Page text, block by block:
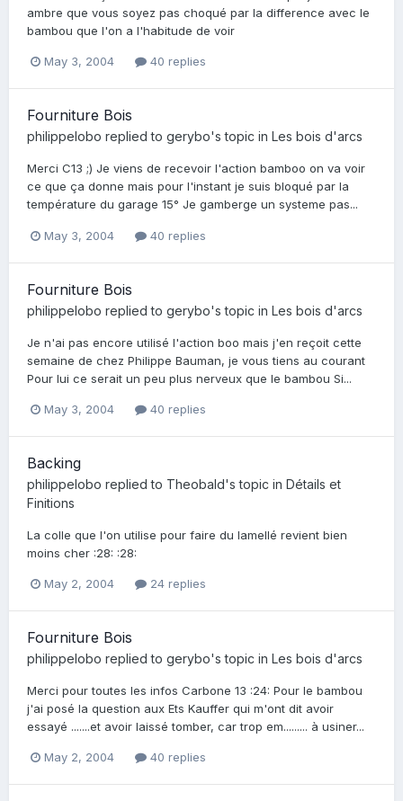
ambre que vous soyez pas choqué par la difference avec le
bambou que l'on a l'habitude de voir
May 3, 2004 40 replies
Fourniture Bois
philippelobo replied to gerybo's topic in Les bois d'arcs
Merci C13 ;) Je viens de recevoir l'action bamboo on va voir
ce que ça donne mais pour l'instant je suis bloqué par la
température du garage 15° Je gamberge un systeme pas...
May 3, 2004 40 replies
Fourniture Bois
philippelobo replied to gerybo's topic in Les bois d'arcs
Je n'ai pas encore utilisé l'action boo mais j'en reçoit cette
semaine de chez Philippe Bauman, je vous tiens au courant
Pour lui ce serait un peu plus nerveux que le bambou Si...
May 3, 2004 40 replies
Backing
philippelobo replied to Theobald's topic in Détails et
Finitions
La colle que l'on utilise pour faire du lamellé revient bien
moins cher :28: :28:
May 2, 2004 24 replies
Fourniture Bois
philippelobo replied to gerybo's topic in Les bois d'arcs
Merci pour toutes les infos Carbone 13 :24: Pour le bambou
j'ai posé la question aux Ets Kauffer qui m'ont dit avoir
essayé .......et avoir laissé tomber, car trop em......... à usiner...
May 2, 2004 40 replies